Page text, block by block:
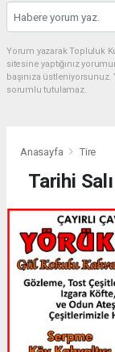
Yorum yazarak Topluluk
sitesine yaptığınız
başınıza
sorumlu tutulamaz.
Anasayfa Tire
Tarihi